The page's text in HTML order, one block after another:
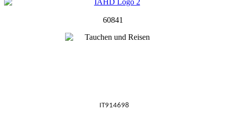
60841
IT914698